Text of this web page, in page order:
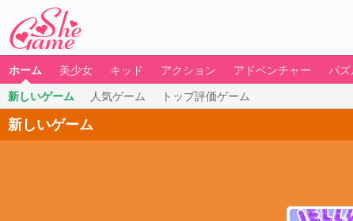
ホーム 美少女 キッド アクション アドベンチャー パズ
新しいゲーム 人気ゲーム トップ評価ゲーム
新しいゲーム